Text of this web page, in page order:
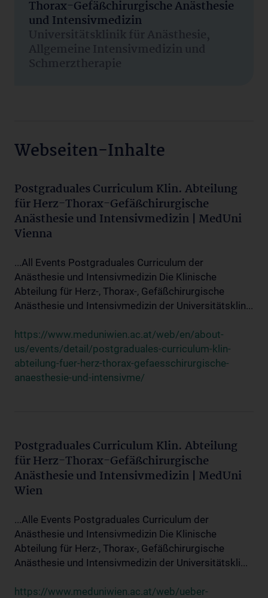
Thorax-Gefäßchirurgische Anästhesie
und Intensivmedizin
Universitätsklinik für Anästhesie,
Allgemeine Intensivmedizin und
Schmerztherapie
Webseiten-Inhalte
Postgraduales Curriculum Klin. Abteilung
für Herz-Thorax-Gefäßchirurgische
Anästhesie und Intensivmedizin | MedUni
Vienna
...All Events Postgraduales Curriculum der
Anästhesie und Intensivmedizin Die Klinische
Abteilung für Herz-, Thorax-, Gefäßchirurgische
Anästhesie und Intensivmedizin der Universitätsklin...
https://www.meduniwien.ac.at/web/en/about-
us/events/detail/postgraduales-curriculum-klin-
abteilung-fuer-herz-thorax-gefaesschirurgische-
anaesthesie-und-intensivme/
Postgraduales Curriculum Klin. Abteilung
für Herz-Thorax-Gefäßchirurgische
Anästhesie und Intensivmedizin | MedUni
Wien
...Alle Events Postgraduales Curriculum der
Anästhesie und Intensivmedizin Die Klinische
Abteilung für Herz-, Thorax-, Gefäßchirurgische
Anästhesie und Intensivmedizin der Universitätskli...
https://www.meduniwien.ac.at/web/ueber-